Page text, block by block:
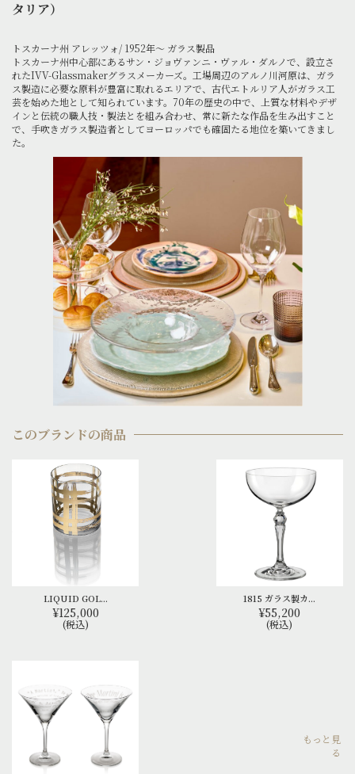
タリア）
トスカーナ州 アレッツォ/ 1952年～ ガラス製品
トスカーナ州中心部にあるサン・ジョヴァンニ・ヴァル・ダルノで、設立さ
れたIVV-Glassmakerグラスメーカーズ。工場周辺のアルノ川河原は、ガラ
ス製造に必要な原料が豊富に取れるエリアで、古代エトルリア人がガラス工
芸を始めた地として知られています。70年の歴史の中で、上質な材料やデザ
インと伝統の職人技・製法とを組み合わせ、常に新たな作品を生み出すこと
で、手吹きガラス製造者としてヨーロッパでも確固たる地位を築いてきまし
た。
このブランドの商品
LIQUID GOL...
¥125,000
(税込)
1815 ガラス製カ...
¥55,200
(税込)
もっと見
る